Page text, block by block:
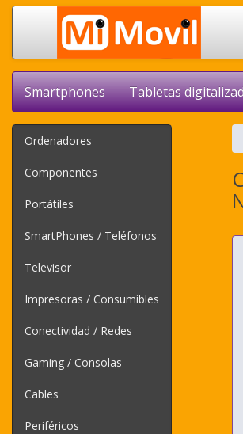
Smartphones Tabletas
Ordenadores
Componentes
Portátiles
SmartPhones / Teléfonos
Televisor
Impresoras / Consumibles
Conectividad / Redes
Gaming / Consolas
Cables
Periféricos